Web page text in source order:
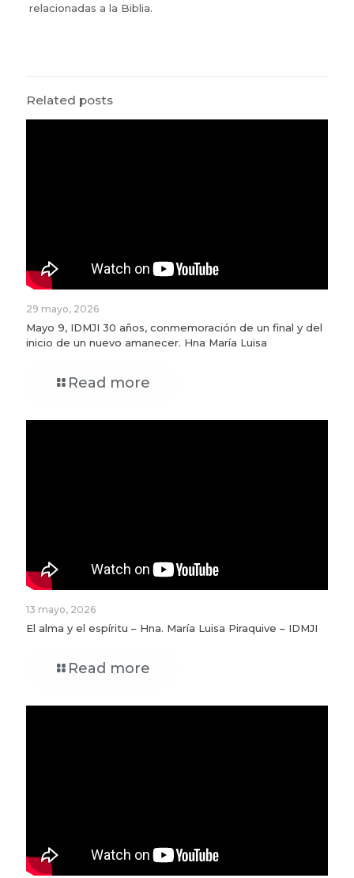
relacionadas a la Biblia.
Related posts
29 mayo, 2026
Mayo 9, IDMJI 30 años, conmemoración de un final y del
inicio de un nuevo amanecer. Hna María Luisa
Read more
13 mayo, 2026
El alma y el espíritu – Hna. María Luisa Piraquive – IDMJI
Read more